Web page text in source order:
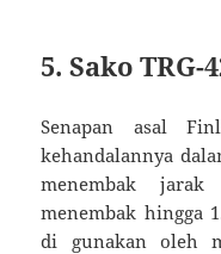
5. Sako TRG-
Senapan asal
kehandalannya
menembak jarak
menembak hingga
di gunakan oleh